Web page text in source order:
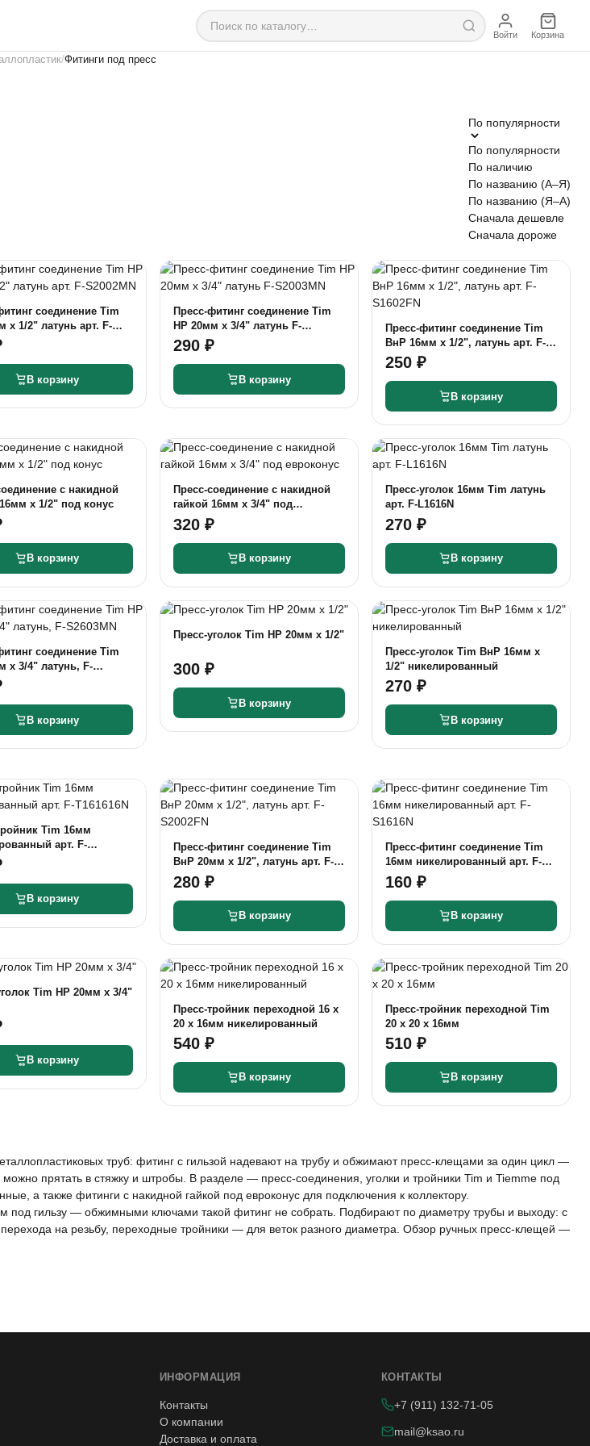
Войти Корзина
Фитинги под пресс
По популярности
По популярности
По наличию
По названию (А–Я)
По названию (Я–А)
Сначала дешевле
Сначала дороже
соединение Tim
x 1/2" латунь арт. F-
В корзину
Пресс-фитинг соединение Tim
НР 20мм x 3/4" латунь F-
S2003MN
290 ₽
В корзину
Пресс-фитинг соединение Tim
ВнР 16мм x 1/2", латунь арт. F-
S1602FN
250 ₽
В корзину
с накидной
х 1/2" под конус
В корзину
Пресс-соединение с накидной
гайкой 16мм х 3/4" под
евроконус
320 ₽
В корзину
Пресс-уголок 16мм Tim латунь
арт. F-L1616N
270 ₽
В корзину
соединение Tim
x 3/4" латунь, F-
В корзину
Пресс-уголок Tim НР 20мм х 1/2"
300 ₽
В корзину
Пресс-уголок Tim ВнР 16мм х
1/2" никелированный
270 ₽
В корзину
Tim 16мм
арт. F-
В корзину
Пресс-фитинг соединение Tim
ВнР 20мм x 1/2", латунь арт. F-
S2002FN
280 ₽
В корзину
Пресс-фитинг соединение Tim
16мм никелированный арт. F-
S1616N
160 ₽
В корзину
Tim НР 20мм x 3/4"
В корзину
Пресс-тройник переходной 16 x
20 x 16мм никелированный
540 ₽
В корзину
Пресс-тройник переходной Tim
20 x 20 x 16мм
510 ₽
В корзину
труб: фитинг с гильзой надевают на трубу и обжимают пресс-клещами за один цикл —
прятать в стяжку и штробы. В разделе — пресс-соединения, уголки и тройники Tim и Tiemme под
а также фитинги с накидной гайкой под евроконус для подключения к коллектору.
под гильзу — обжимными ключами такой фитинг не собрать. Подбирают по диаметру трубы и выходу: с
на резьбу, переходные тройники — для веток разного диаметра. Обзор ручных пресс-клещей —
ИНФОРМАЦИЯ
Контакты
О компании
Доставка и оплата
КОНТАКТЫ
+7 (911) 132-71-05
mail@ksao.ru